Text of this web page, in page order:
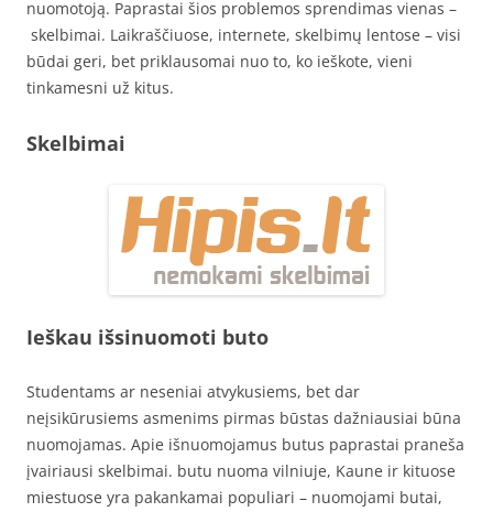
nuomotoją. Paprastai šios problemos sprendimas vienas –
skelbimai. Laikraščiuose, internete, skelbimų lentose – visi
būdai geri, bet priklausomai nuo to, ko ieškote, vieni
tinkamesni už kitus.
Skelbimai
Ieškau išsinuomoti buto
Studentams ar neseniai atvykusiems, bet dar
neįsikūrusiems asmenims pirmas būstas dažniausiai būna
nuomojamas. Apie išnuomojamus butus paprastai praneša
įvairiausi skelbimai. butu nuoma vilniuje, Kaune ir kituose
miestuose yra pakankamai populiari – nuomojami butai,